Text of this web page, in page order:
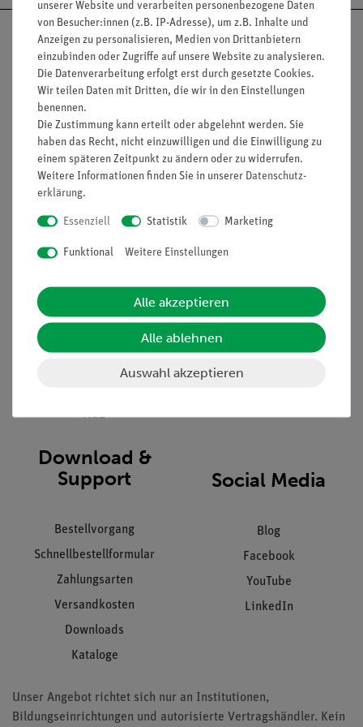
Nach oben
Informationen
Unternehmen
Stellenangebote
Kontakt
Hinweisgeberschutz
AGB
Service
Übersicht Service
Inbetriebnahme & Schulungen
Download &
Support
Bestellvorgang
Schnellbestellformular
Zahlungsarten
Versandkosten
Downloads
Kataloge
Social Media
Blog
Facebook
YouTube
LinkedIn
Unser Angebot richtet sich nur an Institutionen,
Bildungseinrichtungen und autorisierte Vertragshändler. Kein
unserer Website und verarbeiten personenbezogene Daten
von Besucher:innen (z.B. IP-Adresse), um z.B. Inhalte und
Anzeigen zu personalisieren, Medien von Drittanbietern
einzubinden oder Zugriffe auf unsere Website zu analysieren.
Die Datenverarbeitung erfolgt erst durch gesetzte Cookies.
Wir teilen Daten mit Dritten, die wir in den Einstellungen
benennen.
Die Zustimmung kann erteilt oder abgelehnt werden. Sie
haben das Recht, nicht einzuwilligen und die Einwilligung zu
einem späteren Zeitpunkt zu ändern oder zu widerrufen.
Weitere Informationen finden Sie in unserer Daten­schutz­
erklärung.
Essenziell Statistik Marketing
Funktional Weitere Einstellungen
Alle akzeptieren
Alle ablehnen
Auswahl akzeptieren